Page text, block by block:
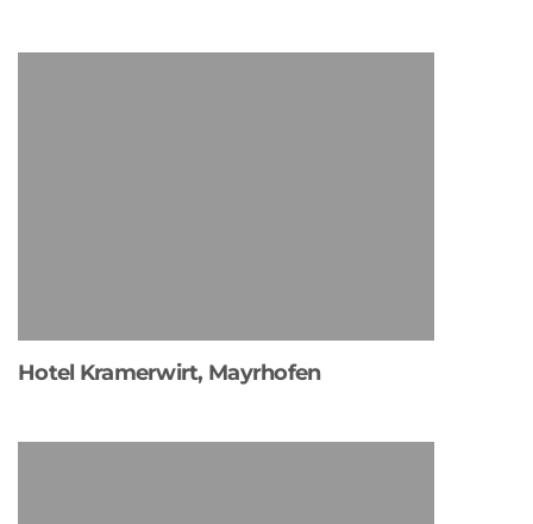
Hotel Kramerwirt, Mayrhofen